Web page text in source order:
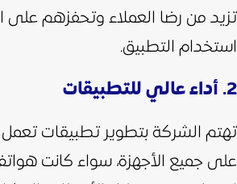
تزيد من رضا العملاء وتحفزهم على
استخدام التطبيق.
2. أداء عالي للتطبيقات
تهتم الشركة بتطوير تطبيقات